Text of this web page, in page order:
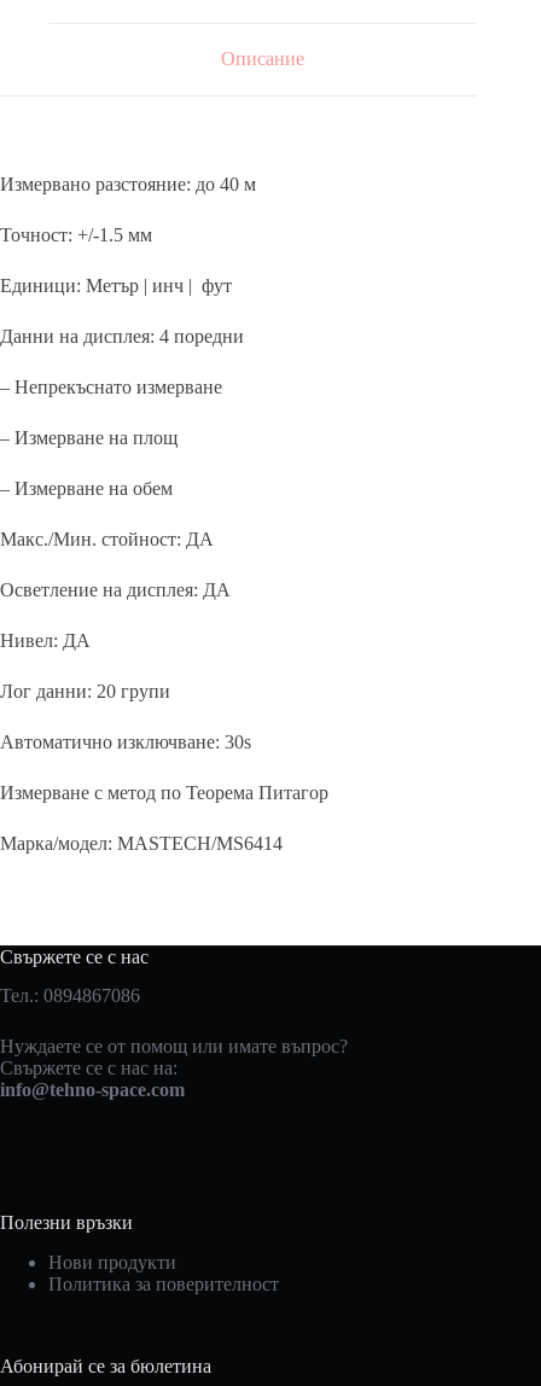
Описание
Измервано разстояние: до 40 м
Точност: +/-1.5 мм
Единици: Метър | инч | фут
Данни на дисплея: 4 поредни
– Непрекъснато измерване
– Измерване на площ
– Измерване на обем
Макс./Мин. стойност: ДА
Осветление на дисплея: ДА
Нивел: ДА
Лог данни: 20 групи
Автоматично изключване: 30s
Измерване с метод по Теорема Питагор
Марка/модел: MASTECH/MS6414
Свържете се с нас
Тел.: 0894867086
Нуждаете се от помощ или имате въпрос?
Свържете се с нас на:
info@tehno-space.com
Полезни връзки
Нови продукти
Политика за поверителност
Абонирай се за бюлетина